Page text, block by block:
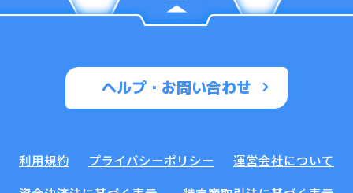
ヘルプ・お問い合わせ
利用規約 プライバシーポリシー
運営会社について